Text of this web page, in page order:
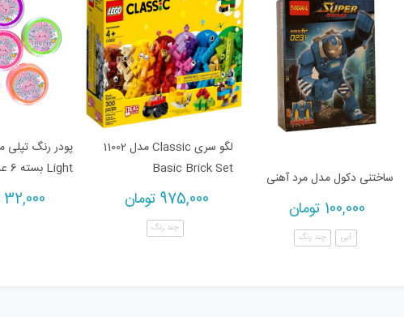
ساختنی دکول مدل مرد آهنی
100,000 تومان
آبی چند رنگ
لگو سری Classic مدل 11002
Basic Brick Set
975,000 تومان
چند رنگ
Light بسته 6 عددی
32,000